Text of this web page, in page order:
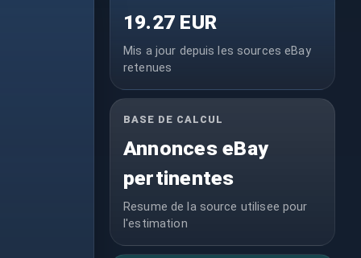
19.27 EUR
Mis a jour depuis les sources eBay
retenues
BASE DE CALCUL
Annonces eBay
pertinentes
Resume de la source utilisee pour
l'estimation